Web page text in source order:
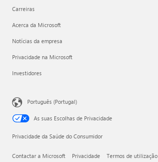
Carreiras
Acerca da Microsoft
Notícias da empresa
Privacidade na Microsoft
Investidores
Português (Portugal)
As suas Escolhas de Privacidade
Privacidade da Saúde do Consumidor
Contactar a Microsoft Privacidade Termos de utilização